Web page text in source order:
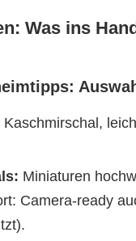
Was ins
Kaschmirschal,
Miniaturen
Camera-ready